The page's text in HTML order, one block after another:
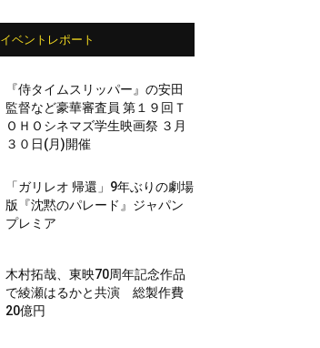
イベントレポート
『侍タイムスリッパー』の安田
監督など豪華審査員 第１９回Ｔ
ＯＨＯシネマズ学生映画祭 ３月
３０日(月)開催
「ガリレオ 帰還」9年ぶりの劇場
版『沈黙のパレード』ジャパン
プレミア
木村拓哉、東映70周年記念作品
で綾瀬はるかと共演 総製作費
20億円